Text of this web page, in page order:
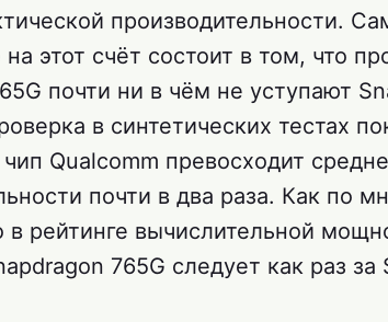
производительности.
этот счёт состоит в том, что
почти ни в чём не уступают
в синтетических тестах
Qualcomm превосходит
почти в два раза. Как по
в рейтинге вычислительной
765G следует как раз